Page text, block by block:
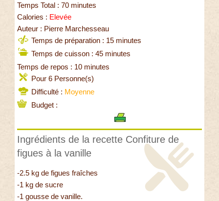
Temps Total : 70 minutes
Calories : Elevée
Auteur : Pierre Marchesseau
Temps de préparation : 15 minutes
Temps de cuisson : 45 minutes
Temps de repos : 10 minutes
Pour 6 Personne(s)
Difficulté : Moyenne
Budget :
Ingrédients de la recette Confiture de
figues à la vanille
-2.5 kg de figues fraîches
-1 kg de sucre
-1 gousse de vanille.